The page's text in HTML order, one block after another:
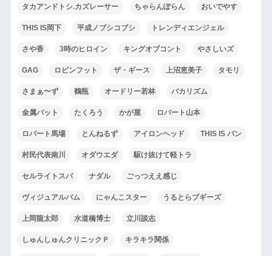
タカアンドトシ.カズレーサー ちゃらんぽらん おいでやす
THIS IS岡下 平成ノブシコブシ トレンディエンジェル
さや香 3時のヒロイン キングオブコント やさしいズ
GAG ロビンフット ザ・ギース 上沼恵美子 タモリ
さまぁ〜ず 鶴瓶 オードリー若林 バカリズム
金属バット たくろう かが屋 ロバート山本
ロバート馬場 とんねるず アイロンヘッド THIS IS パン
村民代表南川 オダウエダ 駆け抜けて軽トラ
セルライトスパ ナダル ごっつええ感じ
ヴィジュアルバム にゃんこスター うるとらブギーズ
上岡龍太郎 水道橋博士 立川談志
しゅんしゅんクリニックＰ キラキラ関係